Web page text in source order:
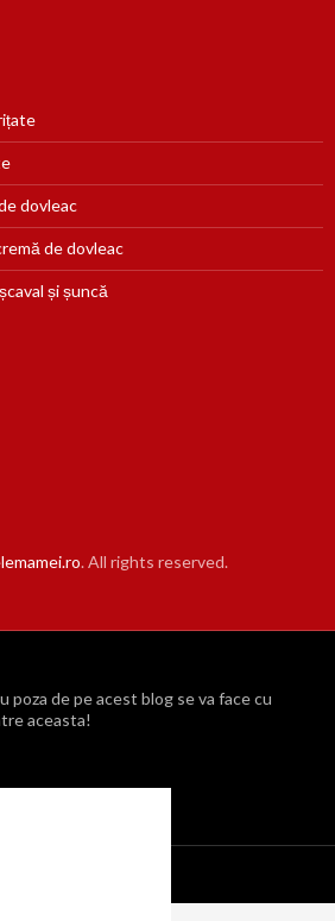
dovleac
de dovleac
și șuncă
. All rights reserved.
poza de pe acest blog se va face cu
aceasta!